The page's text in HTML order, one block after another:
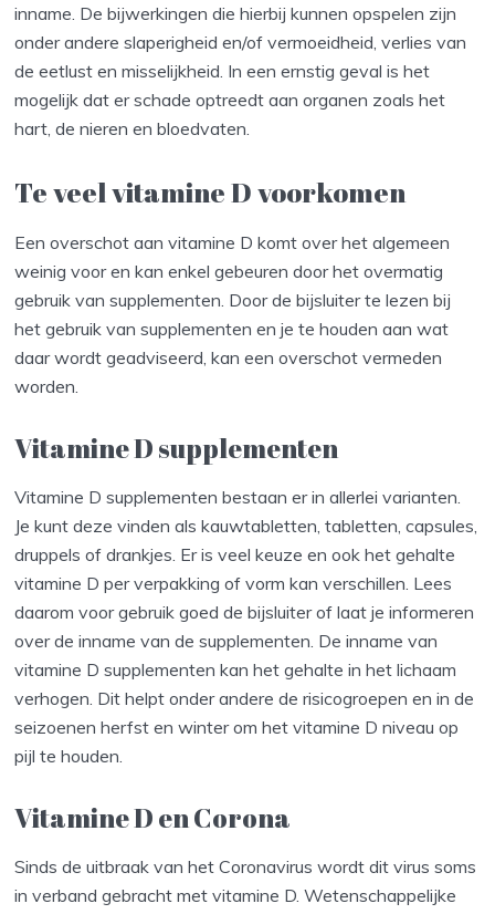
inname. De bijwerkingen die hierbij kunnen opspelen zijn
onder andere slaperigheid en/of vermoeidheid, verlies van
de eetlust en misselijkheid. In een ernstig geval is het
mogelijk dat er schade optreedt aan organen zoals het
hart, de nieren en bloedvaten.
Te veel vitamine D voorkomen
Een overschot aan vitamine D komt over het algemeen
weinig voor en kan enkel gebeuren door het overmatig
gebruik van supplementen. Door de bijsluiter te lezen bij
het gebruik van supplementen en je te houden aan wat
daar wordt geadviseerd, kan een overschot vermeden
worden.
Vitamine D supplementen
Vitamine D supplementen bestaan er in allerlei varianten.
Je kunt deze vinden als kauwtabletten, tabletten, capsules,
druppels of drankjes. Er is veel keuze en ook het gehalte
vitamine D per verpakking of vorm kan verschillen. Lees
daarom voor gebruik goed de bijsluiter of laat je informeren
over de inname van de supplementen. De inname van
vitamine D supplementen kan het gehalte in het lichaam
verhogen. Dit helpt onder andere de risicogroepen en in de
seizoenen herfst en winter om het vitamine D niveau op
pijl te houden.
Vitamine D en Corona
Sinds de uitbraak van het Coronavirus wordt dit virus soms
in verband gebracht met vitamine D. Wetenschappelijke